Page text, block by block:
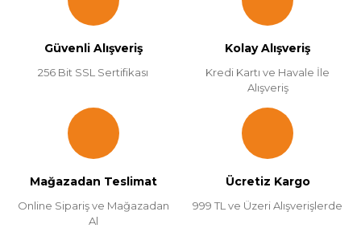
Güvenli Alışveriş
256 Bit SSL Sertifikası
Kolay Alışveriş
Kredi Kartı ve Havale İle
Alışveriş
Mağazadan Teslimat
Online Sipariş ve Mağazadan
Al
Ücretiz Kargo
999 TL ve Üzeri Alışverişlerde